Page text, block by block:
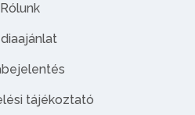
Rólunk
tájékoztató